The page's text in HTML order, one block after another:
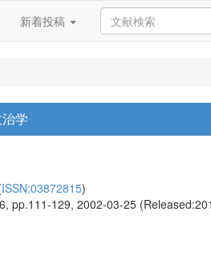
新着投稿
学
ISSN:03872815)
pp.111-129, 2002-03-25